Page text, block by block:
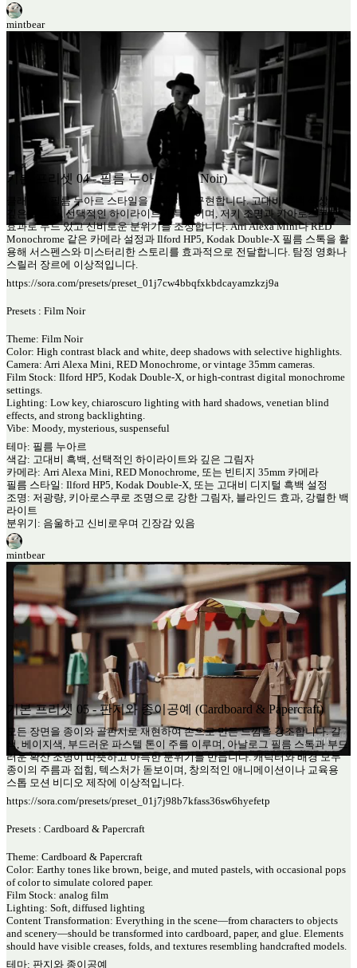
mintbear
기본 프리셋 04 - 필름 누아르 (Film Noir)
클래식한 필름 누아르 스타일을 완벽하게 구현합니다. 고대비 흑백 색상과
깊은 그림자, 선택적인 하이라이트가 특징이며, 저키 조명과 키아로스쿠로
효과로 무드 있고 신비로운 분위기를 조성합니다. Arri Alexa Mini나 RED
Monochrome 같은 카메라 설정과 Ilford HP5, Kodak Double-X 필름 스톡을 활
용해 서스펜스와 미스터리한 스토리를 효과적으로 전달합니다. 탐정 영화나
스릴러 장르에 이상적입니다.
https://sora.com/presets/preset_01j7cw4bbqfxkbdcayamzkzj9a
Presets : Film Noir
Theme: Film Noir
Color: High contrast black and white, deep shadows with selective highlights.
Camera: Arri Alexa Mini, RED Monochrome, or vintage 35mm cameras.
Film Stock: Ilford HP5, Kodak Double-X, or high-contrast digital monochrome
settings.
Lighting: Low key, chiaroscuro lighting with hard shadows, venetian blind
effects, and strong backlighting.
Vibe: Moody, mysterious, suspenseful
테마: 필름 누아르
색감: 고대비 흑백, 선택적인 하이라이트와 깊은 그림자
카메라: Arri Alexa Mini, RED Monochrome, 또는 빈티지 35mm 카메라
필름 스타일: Ilford HP5, Kodak Double-X, 또는 고대비 디지털 흑백 설정
조명: 저광량, 키아로스쿠로 조명으로 강한 그림자, 블라인드 효과, 강렬한 백
라이트
분위기: 음울하고 신비로우며 긴장감 있음
mintbear
기본 프리셋 05 - 판지와 종이공예 (Cardboard & Papercraft)
모든 장면을 종이와 골판지로 재현하여 손으로 만든 느낌을 강조합니다. 갈
색, 베이지색, 부드러운 파스텔 톤이 주를 이루며, 아날로그 필름 스톡과 부드
러운 확산 조명이 따뜻하고 아늑한 분위기를 만듭니다. 캐릭터와 배경 모두
종이의 주름과 접힘, 텍스처가 돋보이며, 창의적인 애니메이션이나 교육용
스톱 모션 비디오 제작에 이상적입니다.
https://sora.com/presets/preset_01j7j98b7kfass36sw6hyefetp
Presets : Cardboard & Papercraft
Theme: Cardboard & Papercraft
Color: Earthy tones like brown, beige, and muted pastels, with occasional pops
of color to simulate colored paper.
Film Stock: analog film
Lighting: Soft, diffused lighting
Content Transformation: Everything in the scene—from characters to objects
and scenery—should be transformed into cardboard, paper, and glue. Elements
should have visible creases, folds, and textures resembling handcrafted models.
테마: 판지와 종이공예